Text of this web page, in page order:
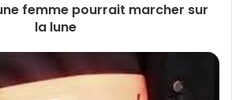
femme pourrait marcher sur
la lune